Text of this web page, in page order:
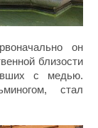
он
близости
с медью.
стал